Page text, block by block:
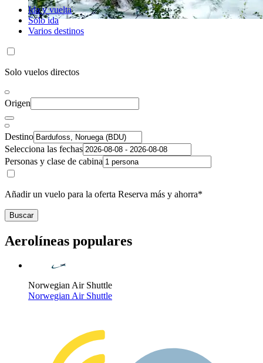
Ida y vuelta
Solo ida
Varios destinos
Solo vuelos directos
Origen
Destino
Selecciona las fechas
Personas y clase de cabina
Añadir un vuelo para la oferta Reserva más y ahorra*
Buscar
Aerolíneas populares
Norwegian Air Shuttle
Norwegian Air Shuttle